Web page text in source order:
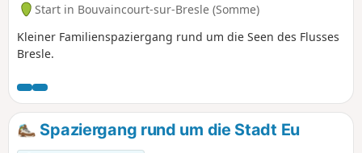
Start in Bouvaincourt-sur-Bresle (Somme)
Kleiner Familienspaziergang rund um die Seen des Flusses
Bresle.
Spaziergang rund um die Stadt Eu